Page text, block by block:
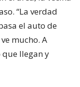
“La verdad
el auto de
mucho. A
que llegan y